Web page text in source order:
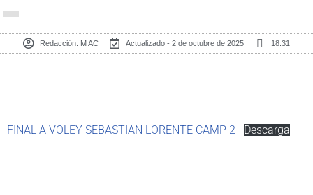
Redacción: M AC Actualizado - 2 de octubre de 2025 18:31
FINAL A VOLEY SEBASTIAN LORENTE CAMP 2 Descarga